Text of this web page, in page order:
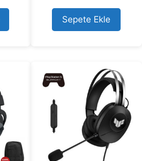
t
o
f
5
Sepete Ekle